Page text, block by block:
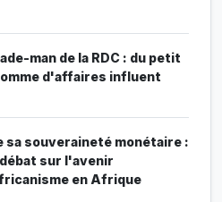
man de la RDC : du petit
d'affaires influent
sa souveraineté monétaire :
sur l'avenir
en Afrique